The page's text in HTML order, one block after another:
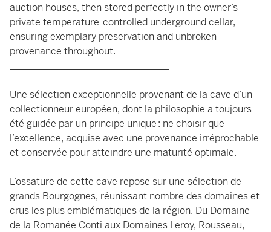
auction houses, then stored perfectly in the owner’s
private temperature-controlled underground cellar,
ensuring exemplary preservation and unbroken
provenance throughout.
Une sélection exceptionnelle provenant de la cave d’un
collectionneur européen, dont la philosophie a toujours
été guidée par un principe unique : ne choisir que
l’excellence, acquise avec une provenance irréprochable
et conservée pour atteindre une maturité optimale.
L’ossature de cette cave repose sur une sélection de
grands Bourgognes, réunissant nombre des domaines et
crus les plus emblématiques de la région. Du Domaine
de la Romanée Conti aux Domaines Leroy, Rousseau,